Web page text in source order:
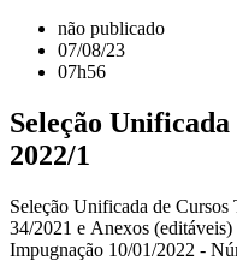
não publicado
07/08/23
07h56
Seleção
2022/1
Seleção Unificada de
34/2021 e Anexos
Impugnação 10/01/2022 -